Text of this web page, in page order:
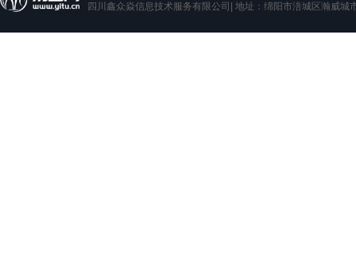
四川鑫众焱信息技术服务有限公司| 地址：绵阳市涪城区瀚威城